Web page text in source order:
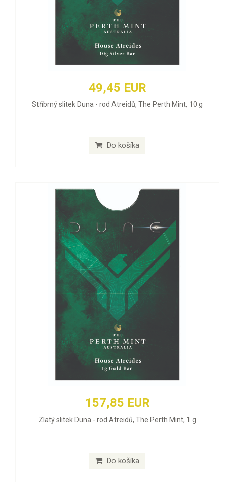
49,45 EUR
Stříbrný slitek Duna - rod Atreidů, The Perth Mint, 10 g
Do košíka
157,85 EUR
Zlatý slitek Duna - rod Atreidů, The Perth Mint, 1 g
Do košíka